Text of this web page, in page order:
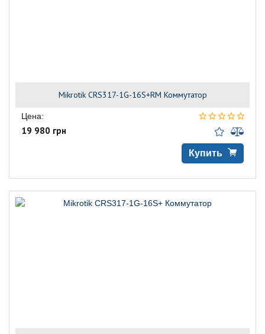
Mikrotik CRS317-1G-16S+RM Коммутатор
Цена:
19 980 грн
Купить